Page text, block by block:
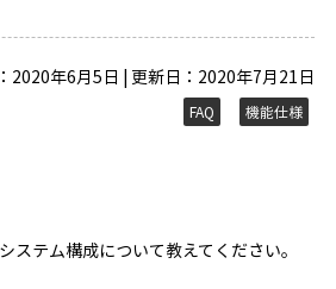
2020年6月5日 | 更新日：2020年7月21日
FAQ 機能仕様
テム構成について教えてください。